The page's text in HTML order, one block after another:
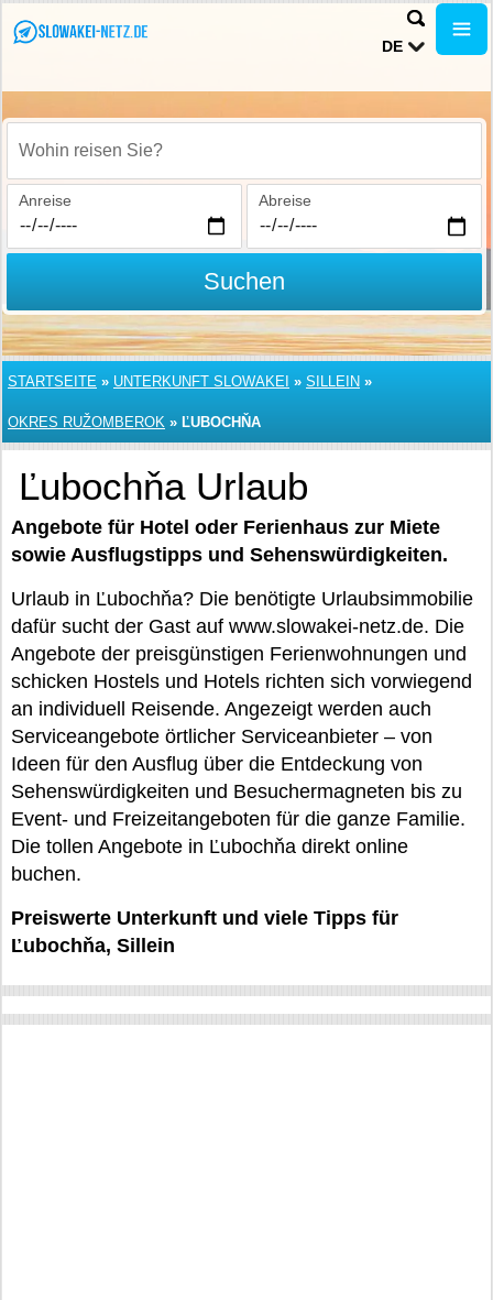
DE
Wohin reisen Sie?
Anreise Abreise
Suchen
STARTSEITE » UNTERKUNFT SLOWAKEI » SILLEIN »
OKRES RUŽOMBEROK » ĽUBOCHŇA
Ľubochňa Urlaub
Angebote für Hotel oder Ferienhaus zur Miete
sowie Ausflugstipps und Sehenswürdigkeiten.
Urlaub in Ľubochňa? Die benötigte Urlaubsimmobilie
dafür sucht der Gast auf www.slowakei-netz.de. Die
Angebote der preisgünstigen Ferienwohnungen und
schicken Hostels und Hotels richten sich vorwiegend
an individuell Reisende. Angezeigt werden auch
Serviceangebote örtlicher Serviceanbieter – von
Ideen für den Ausflug über die Entdeckung von
Sehenswürdigkeiten und Besuchermagneten bis zu
Event- und Freizeitangeboten für die ganze Familie.
Die tollen Angebote in Ľubochňa direkt online
buchen.
Preiswerte Unterkunft und viele Tipps für
Ľubochňa, Sillein